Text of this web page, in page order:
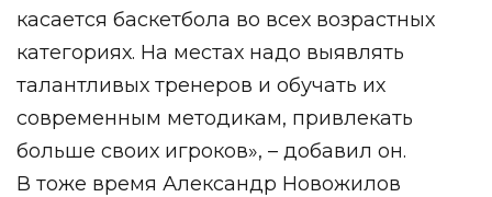
касается баскетбола во всех возрастных
категориях. На местах надо выявлять
талантливых тренеров и обучать их
современным методикам, привлекать
больше своих игроков», – добавил он.
В тоже время Александр Новожилов